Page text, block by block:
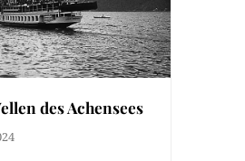
des Achensees